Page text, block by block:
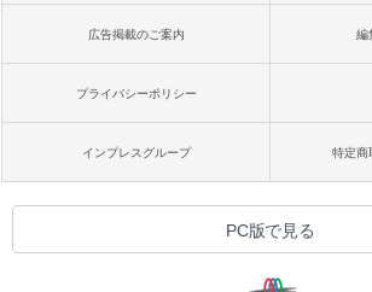
広告掲載のご案内 編
プライバシーポリシー
インプレスグループ 特定商
PC版で見る